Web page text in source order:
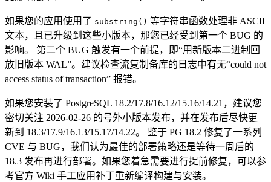
如果您的应用使用了 substring() 等字符串函数处理非 ASCII
文本，且已升级到这些小版本，那您已经受到第一个 BUG 的
影响。 第二个 BUG 触发有一个前提，即“用新版本二进制回
放旧版本 WAL”。建议检查流复制备库的日志中有无“could not
access status of transaction” 报错。
如果您安装了 PostgreSQL 18.2/17.8/16.12/15.16/14.21，建议您
密切关注 2026-02-26 的号外小版本发布，并在发布后尽快更
新到 18.3/17.9/16.13/15.17/14.22。 鉴于 PG 18.2 修复了一系列
CVE 与 BUG，我们认为最佳的部署策略还是等待一周后的
18.3 发布再进行部署。如果您着急需要进行提前修复，可以参
考官方 Wiki 手工应用补丁重新编译构建与安装。